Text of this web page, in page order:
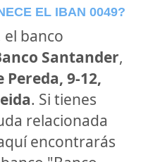
EL IBAN 0049?
el banco
Santander,
Pereda, 9-12,
. Si tienes
relacionada
encontrarás